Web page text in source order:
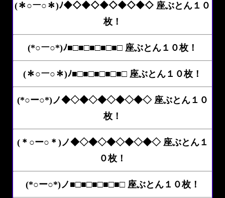
(＊○ー○＊)ﾉ◆◇◆◇◆◇◆◇◆◇ 座ぶとん１０
枚！
(*○ー○*)ﾉ■□■□■□■□■□ 座ぶとん１０枚！
(＊○ー○＊)ﾉ■□■□■□■□■□ 座ぶとん１０枚！
(*○ー○*)ノ◆◇◆◇◆◇◆◇◆◇ 座ぶとん１０
枚！
(＊○ー○＊)ノ◆◇◆◇◆◇◆◇◆◇ 座ぶとん１
０枚！
(*○ー○*)ノ■□■□■□■□■□ 座ぶとん１０枚！